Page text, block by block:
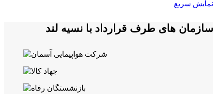
نمایش سریع
سازمان های طرف قرارداد با نسیه لند